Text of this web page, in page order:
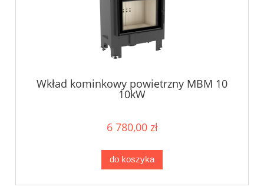
Wkład kominkowy powietrzny MBM 10
10kW
6 780,00 zł
do koszyka